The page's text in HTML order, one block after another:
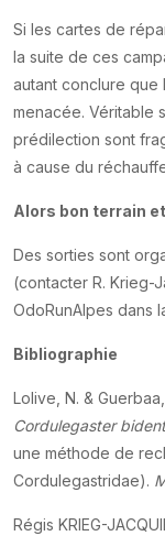
Si les cartes de
la suite de ces
autant conclure que
menacée. Véritable
prédilection sont
à cause du
Alors bon terrain
Des sorties sont
(contacter R. Krieg-
OdoRunAlpes dans
Bibliographie
Lolive, N. &
Cordulegaster
une méthode de
Cordulegastridae).
Régis KRIEG-